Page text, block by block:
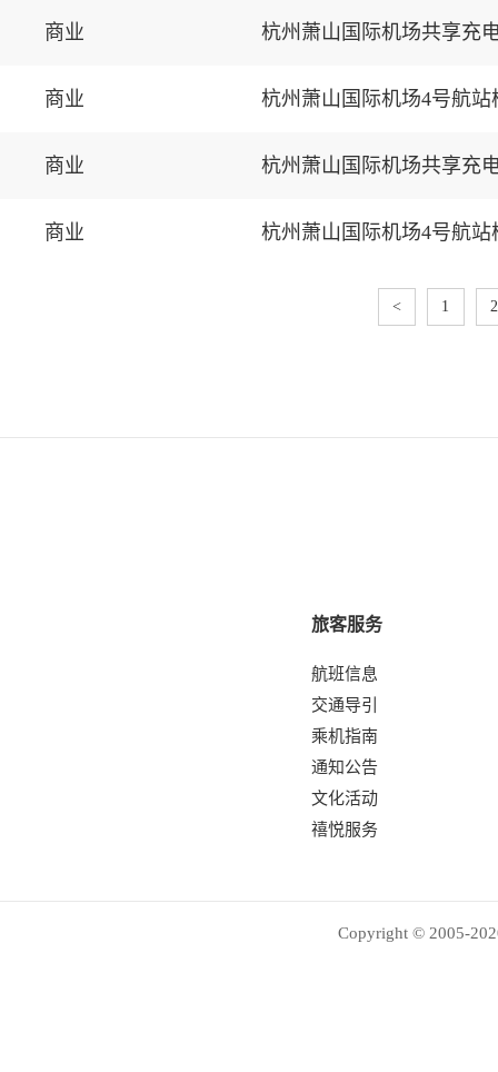
商业 杭州萧山国际机场共享充
商业 杭州萧山国际机场4号航
商业 杭州萧山国际机场共享充
商业 杭州萧山国际机场4号航
< 1 2
旅客服务
航班信息
交通导引
乘机指南
通知公告
文化活动
禧悦服务
Copyright © 2005-